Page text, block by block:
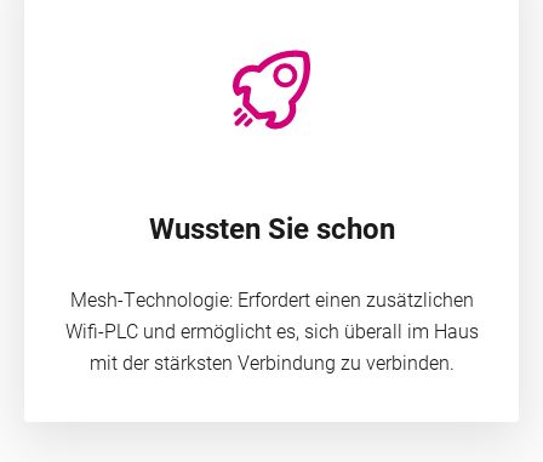
Wussten Sie schon
Mesh-Technologie: Erfordert einen zusätzlichen
Wifi-PLC und ermöglicht es, sich überall im Haus
mit der stärksten Verbindung zu verbinden.